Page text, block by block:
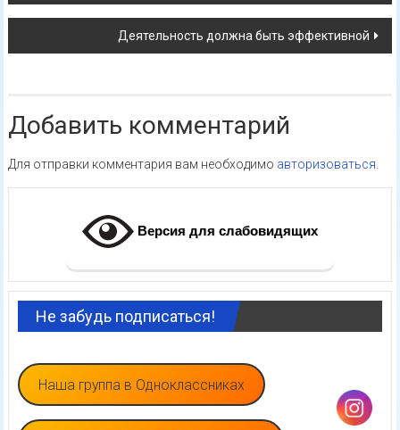
по
записям
Деятельность должна быть эффективной
Добавить комментарий
Для отправки комментария вам необходимо авторизоваться
Версия для слабовидящих
Не забудь подписаться!
Наша группа в Одноклассниках